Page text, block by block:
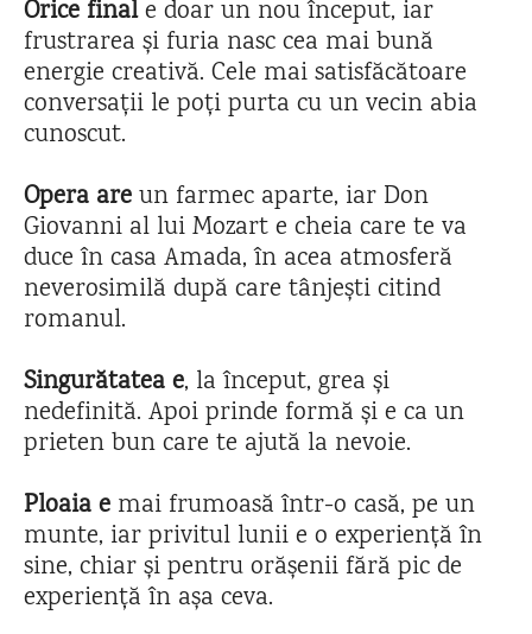
Orice finale doar un nou început, iar
frustrarea și furia nasc cea mai bună
energie creativă. Cele mai satisfăcătoare
conversații le poți purta cu un vecin abia
cunoscut.
Opera areun farmec aparte, iar Don
Giovanni al lui Mozart e cheia care te va
duce în casa Amada, în acea atmosferă
neverosimilă după care tânjești citind
romanul.
Singurătatea e, la început, grea și
nedefinită. Apoi prinde formă și e ca un
prieten bun care te ajută la nevoie.
Ploaia e mai frumoasă într-o casă, pe un
munte, iar privitul lunii e o experiență în
sine, chiar și pentru orășenii fără pic de
experiență în așa ceva.